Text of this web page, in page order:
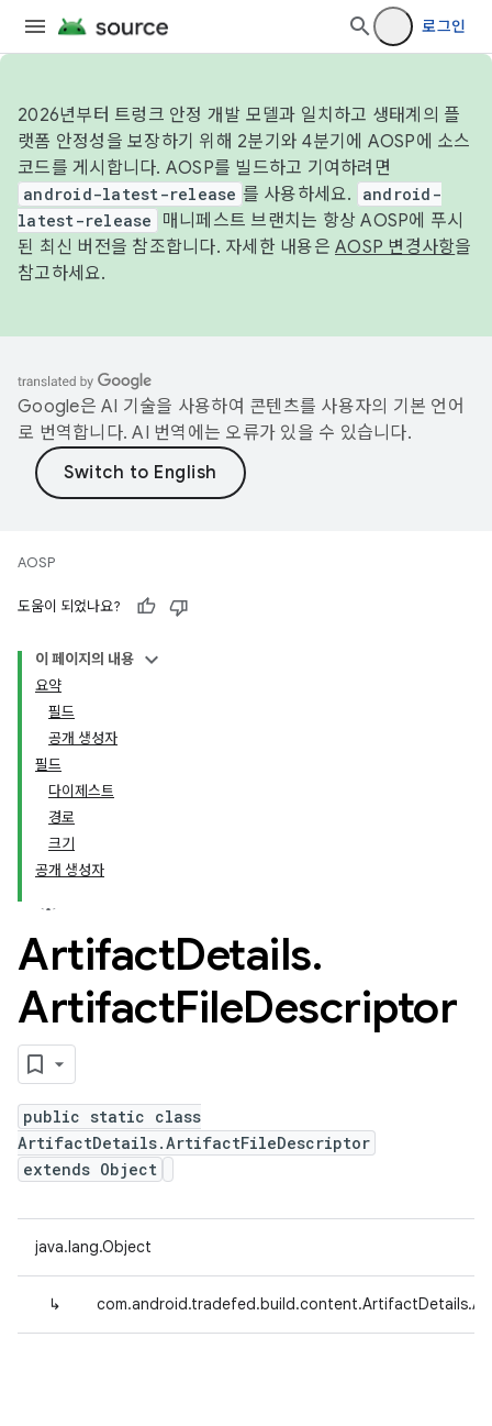
로그인
2026년부터 트렁크 안정 개발 모델과 일치하고 생태계의 플
랫폼 안정성을 보장하기 위해 2분기와 4분기에 AOSP에 소스
코드를 게시합니다. AOSP를 빌드하고 기여하려면
android-latest-release 를 사용하세요.
android-
latest-release
매니페스트 브랜치는 항상 AOSP에 푸시
된 최신 버전을 참조합니다. 자세한 내용은 AOSP 변경사항을
참고하세요.
Google은 AI 기술을 사용하여 콘텐츠를 사용자의 기본 언어
로 번역합니다. AI 번역에는 오류가 있을 수 있습니다.
AOSP
도움이 되었나요?
이 페이지의 내용
요약
필드
공개 생성자
필드
다이제스트
경로
크기
공개 생성자
ArtifactDetails.
ArtifactFileDescriptor
public static class
ArtifactDetails.ArtifactFileDescriptor
extends Object
java.lang.Object
↳